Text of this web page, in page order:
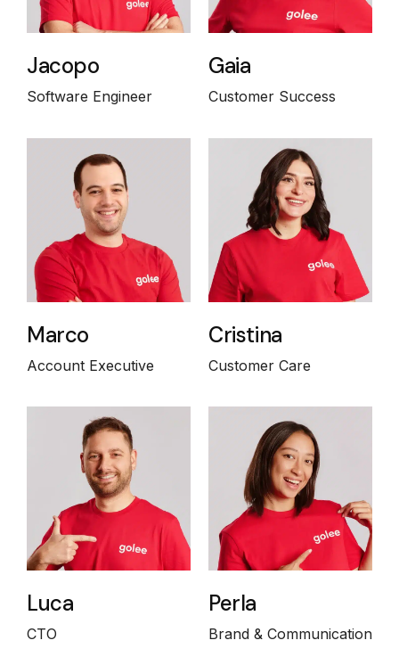
Jacopo
Software Engineer
Gaia
Customer Success
Marco
Account Executive
Cristina
Customer Care
Luca
CTO
Perla
Brand & Communication